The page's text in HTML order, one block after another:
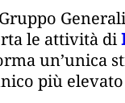
le attività di
un’unica
più